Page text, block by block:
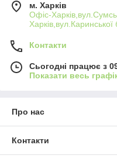
м. Харків
Офіс-
Контакти
Сьогодні працює з
Показати весь
Про нас
Контакти